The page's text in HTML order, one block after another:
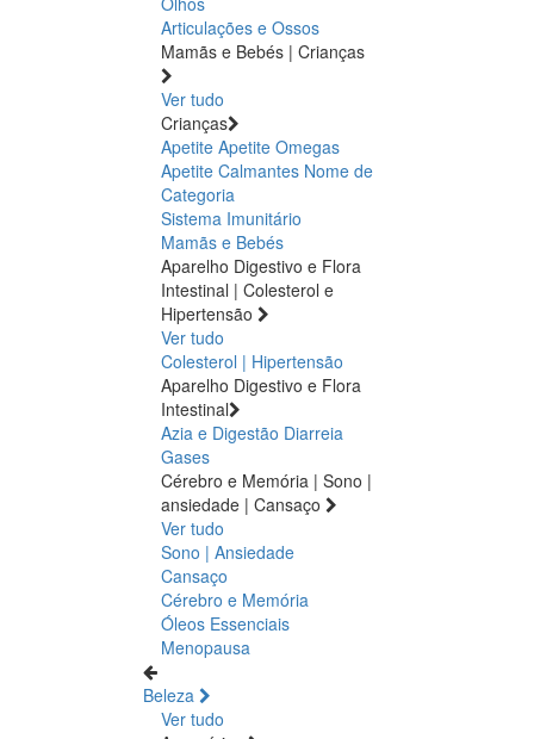
Articulações e Ossos
Mamãs e Bebés | Crianças
Ver tudo
Crianças
Apetite Apetite Omegas
Apetite Calmantes Nome de
Categoria
Sistema Imunitário
Mamãs e Bebés
Aparelho Digestivo e Flora
Intestinal | Colesterol e
Hipertensão
Ver tudo
Colesterol | Hipertensão
Aparelho Digestivo e Flora
Intestinal
Azia e Digestão Diarreia
Gases
Cérebro e Memória | Sono |
ansiedade | Cansaço
Ver tudo
Sono | Ansiedade
Cansaço
Cérebro e Memória
Óleos Essenciais
Menopausa
Beleza
Ver tudo